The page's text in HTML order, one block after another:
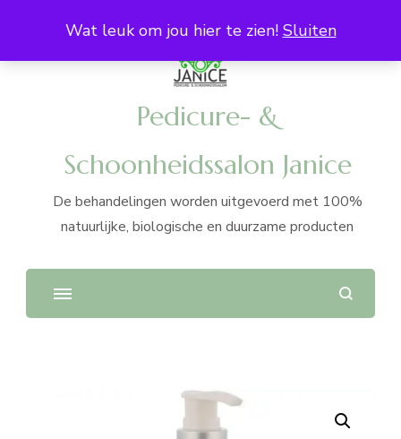
Pedicure- &
Schoonheidssalon Janice
De behandelingen worden uitgevoerd met 100%
natuurlijke, biologische en duurzame producten
Wat leuk om jou hier te zien! Sluiten